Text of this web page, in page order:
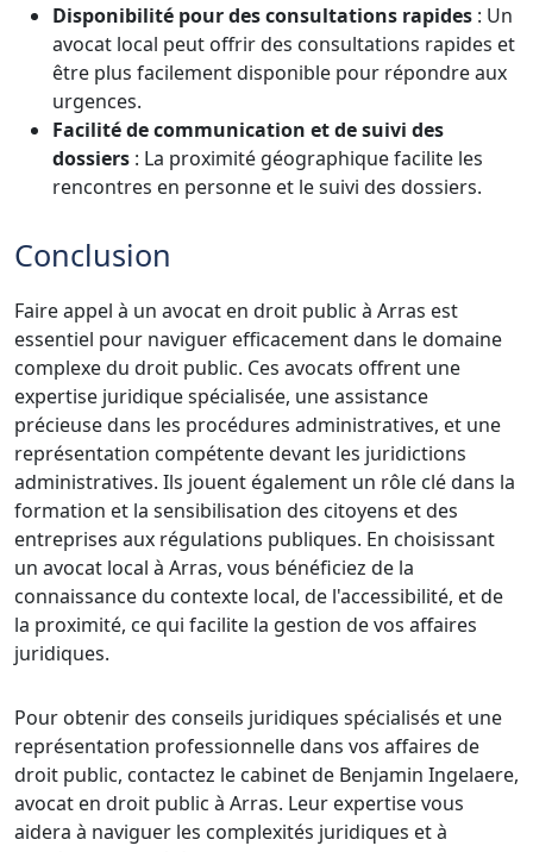
Disponibilité pour des consultations rapides : Un
avocat local peut offrir des consultations rapides et
être plus facilement disponible pour répondre aux
urgences.
Facilité de communication et de suivi des
dossiers : La proximité géographique facilite les
rencontres en personne et le suivi des dossiers.
Conclusion
Faire appel à un avocat en droit public à Arras est
essentiel pour naviguer efficacement dans le domaine
complexe du droit public. Ces avocats offrent une
expertise juridique spécialisée, une assistance
précieuse dans les procédures administratives, et une
représentation compétente devant les juridictions
administratives. Ils jouent également un rôle clé dans la
formation et la sensibilisation des citoyens et des
entreprises aux régulations publiques. En choisissant
un avocat local à Arras, vous bénéficiez de la
connaissance du contexte local, de l'accessibilité, et de
la proximité, ce qui facilite la gestion de vos affaires
juridiques.
Pour obtenir des conseils juridiques spécialisés et une
représentation professionnelle dans vos affaires de
droit public, contactez le cabinet de Benjamin Ingelaere,
avocat en droit public à Arras. Leur expertise vous
aidera à naviguer les complexités juridiques et à